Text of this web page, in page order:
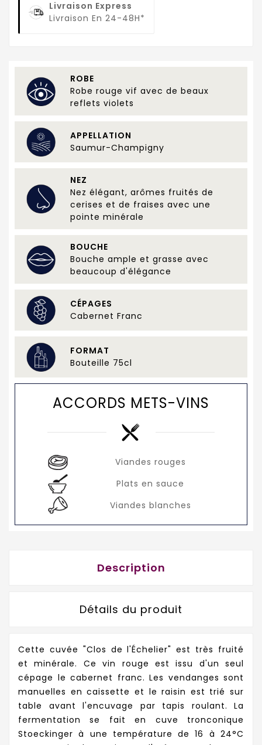
Livraison Express
Livraison En 24-48H*
ROBE
Robe rouge vif avec de beaux
reflets violets
APPELLATION
Saumur-Champigny
NEZ
Nez élégant, arômes fruités de
cerises et de fraises avec une
pointe minérale
BOUCHE
Bouche ample et grasse avec
beaucoup d'élégance
CÉPAGES
Cabernet Franc
FORMAT
Bouteille 75cl
ACCORDS METS-VINS
Viandes rouges
Plats en sauce
Viandes blanches
Description
Détails du produit
Cette cuvée "Clos de l'Échelier" est très fruité
et minérale. Ce vin rouge est issu d'un seul
cépage le cabernet franc. Les vendanges sont
manuelles en caissette et le raisin est trié sur
table avant l'encuvage par tapis roulant. La
fermentation se fait en cuve tronconique
Stoeckinger à une température de 16 à 24°C